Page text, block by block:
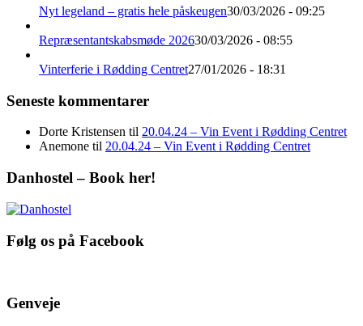
Nyt legeland – gratis hele påskeugen30/03/2026 - 09:25
Repræsentantskabsmøde 202630/03/2026 - 08:55
Vinterferie i Rødding Centret27/01/2026 - 18:31
Seneste kommentarer
Dorte Kristensen til 20.04.24 – Vin Event i Rødding Centret
Anemone til 20.04.24 – Vin Event i Rødding Centret
Danhostel – Book her!
Følg os på Facebook
Genveje